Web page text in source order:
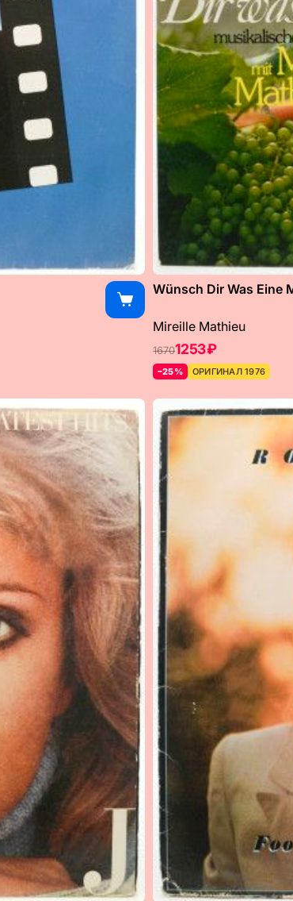
Wünsch Dir Was Eine
Mireille Mathieu
16701253 ₽
–25% ОРИГИНАЛ 1976